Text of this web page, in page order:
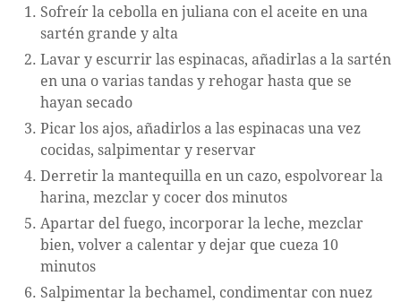
Sofreír la cebolla en juliana con el aceite en una
sartén grande y alta
Lavar y escurrir las espinacas, añadirlas a la sartén
en una o varias tandas y rehogar hasta que se
hayan secado
Picar los ajos, añadirlos a las espinacas una vez
cocidas, salpimentar y reservar
Derretir la mantequilla en un cazo, espolvorear la
harina, mezclar y cocer dos minutos
Apartar del fuego, incorporar la leche, mezclar
bien, volver a calentar y dejar que cueza 10
minutos
Salpimentar la bechamel, condimentar con nuez